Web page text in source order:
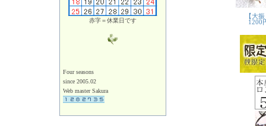
赤字＝休業日です
Four seasons
since 2005.02
Web master Sakura